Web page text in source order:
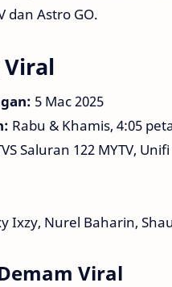
dan Astro GO.
5 Mac 2025
Rabu & Khamis, 4:05
Saluran 122 MYTV,
Ixzy, Nurel Baharin,
Viral